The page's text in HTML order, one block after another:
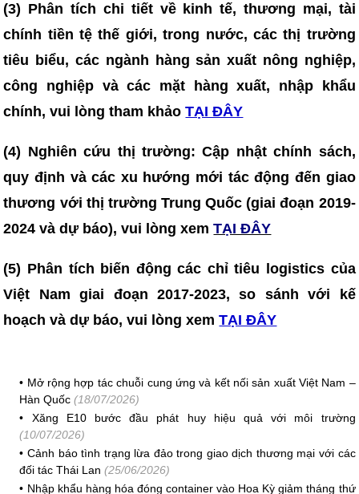
(3) Phân tích chi tiết về kinh tế, thương mại, tài
chính tiền tệ thế giới, trong nước, các thị trường
tiêu biểu, các ngành hàng sản xuất nông nghiệp,
công nghiệp và các mặt hàng xuất, nhập khẩu
chính, vui lòng tham khảo TẠI ĐÂY
(4) Nghiên cứu thị trường: Cập nhật chính sách,
quy định và các xu hướng mới tác động đến giao
thương với thị trường Trung Quốc (giai đoạn 2019-
2024 và dự báo), vui lòng xemTẠI ĐÂY
(5) Phân tích biến động các chỉ tiêu logistics của
Việt Nam giai đoạn 2017-2023, so sánh với kế
hoạch và dự báo, vui lòng xemTẠI ĐÂY
• Mở rộng hợp tác chuỗi cung ứng và kết nối sản xuất Việt Nam –
Hàn Quốc (18/07/2026)
• Xăng E10 bước đầu phát huy hiệu quả với môi trường
(10/07/2026)
•Cảnh báo tình trạng lừa đảo trong giao dịch thương mại với các
đối tác Thái Lan (25/06/2026)
• Nhập khẩu hàng hóa đóng container vào Hoa Kỳ giảm tháng thứ